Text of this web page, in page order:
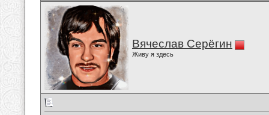
Вячеслав Серёгин
Живу я здесь